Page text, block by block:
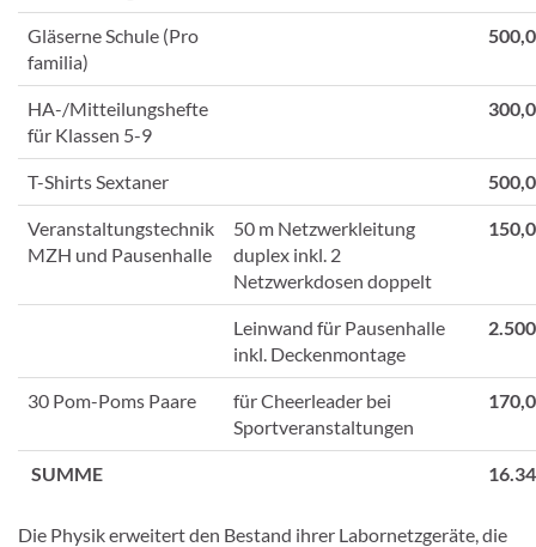
Gläserne Schule (Pro
familia)
HA-/Mitteilungshefte
für Klassen 5-9
T-Shirts Sextaner
Veranstaltungstechnik
MZH und Pausenhalle
50 m Netzwerkleitung
duplex inkl. 2
Netzwerkdosen doppelt
Leinwand für Pausenhalle
inkl. Deckenmontage
30 Pom-Poms Paare
für Cheerleader bei
Sportveranstaltungen
SUMME
Die Physik erweitert den Bestand ihrer Labornetzgeräte, die